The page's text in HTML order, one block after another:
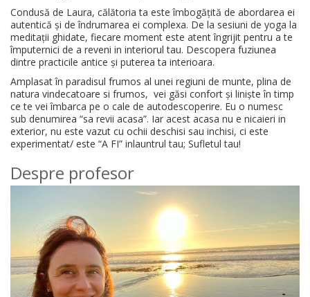
Condusă de Laura, călătoria ta este îmbogățită de abordarea ei
autentică și de îndrumarea ei complexa. De la sesiuni de yoga la
meditații ghidate, fiecare moment este atent îngrijit pentru a te
împuternici de a reveni in interiorul tau. Descopera fuziunea
dintre practicile antice și puterea ta interioara.
Amplasat în paradisul frumos al unei regiuni de munte, plina de
natura vindecatoare si frumos, vei găsi confort și liniște în timp
ce te vei îmbarca pe o cale de autodescoperire. Eu o numesc
sub denumirea “sa revii acasa”. Iar acest acasa nu e nicaieri in
exterior, nu este vazut cu ochii deschisi sau inchisi, ci este
experimentat/ este “A FI” inlauntrul tau; Sufletul tau!
Despre profesor